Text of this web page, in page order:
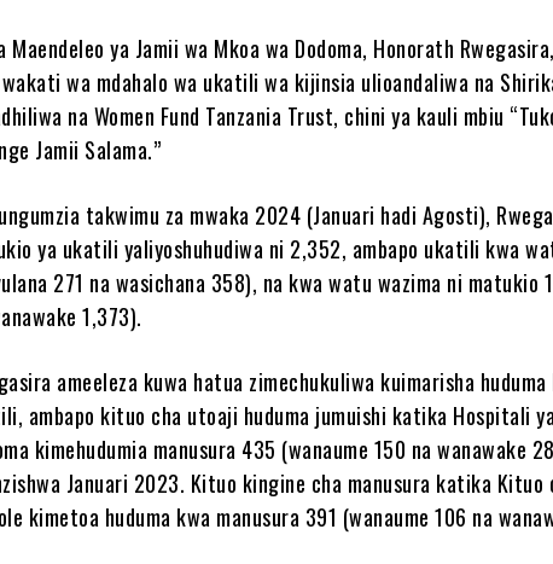
Maendeleo ya Jamii wa Mkoa wa Dodoma, Honorath
wa mdahalo wa ukatili wa kijinsia ulioandaliwa na
na Women Fund Tanzania Trust, chini ya kauli mbiu
Jamii Salama.”
takwimu za mwaka 2024 (Januari hadi Agosti),
ya ukatili yaliyoshuhudiwa ni 2,352, ambapo ukatili kwa
271 na wasichana 358), na kwa watu wazima ni matukio
1,373).
ameeleza kuwa hatua zimechukuliwa kuimarisha huduma
ambapo kituo cha utoaji huduma jumuishi katika Hospitali
kimehudumia manusura 435 (wanaume 150 na wanawake
Januari 2023. Kituo kingine cha manusura katika Kituo
kimetoa huduma kwa manusura 391 (wanaume 106 na